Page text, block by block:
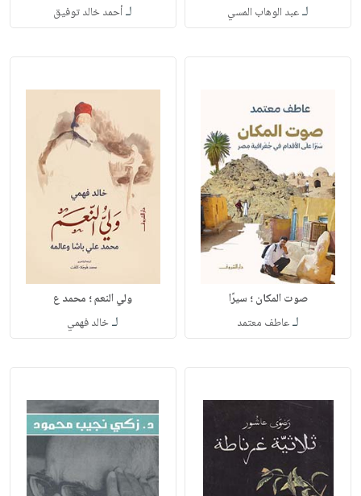
لـعبد الوهاب المسي لـأحمد خالد توفيق
صوت المكان ؛ سيرًا
لـعاطف معتمد
ولي النعم ؛ محمد ع
لـخالد فهمي